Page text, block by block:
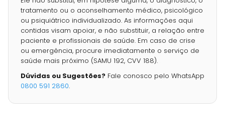
tratamento ou o aconselhamento médico, psicológico
ou psiquiátrico individualizado. As informações aqui
contidas visam apoiar, e não substituir, a relação entre
paciente e profissionais de saúde. Em caso de crise
ou emergência, procure imediatamente o serviço de
saúde mais próximo (SAMU 192, CVV 188).
Dúvidas ou Sugestões? Fale conosco pelo WhatsApp
0800 591 2860.